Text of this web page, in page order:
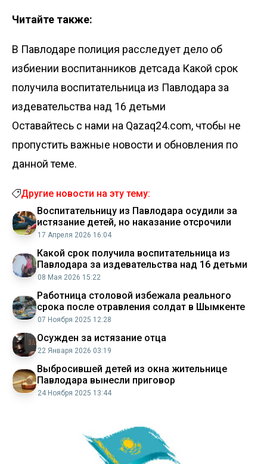
Читайте также:
В Павлодаре полиция расследует дело об
избиении воспитанников детсада Какой срок
получила воспитательница из Павлодара за
издевательства над 16 детьми
Оставайтесь с нами на Qazaq24.com, чтобы не
пропустить важные новости и обновления по
данной теме.
Другие новости на эту тему:
Воспитательницу из Павлодара осудили за
истязание детей, но наказание отсрочили
17 Апреля 2026 16:04
Какой срок получила воспитательница из
Павлодара за издевательства над 16 детьми
08 Мая 2026 15:22
Работница столовой избежала реального
срока после отравления солдат в Шымкенте
07 Ноября 2025 12:28
Осужден за истязание отца
22 Января 2026 03:19
Выбросившей детей из окна жительнице
Павлодара вынесли приговор
24 Ноября 2025 13:44